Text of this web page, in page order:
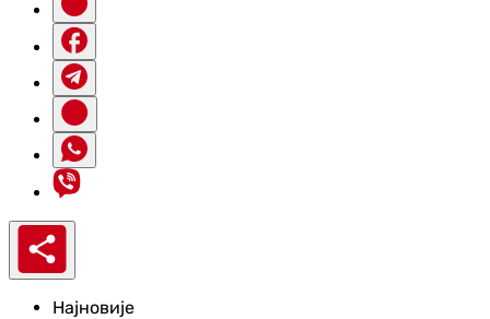
Најновије